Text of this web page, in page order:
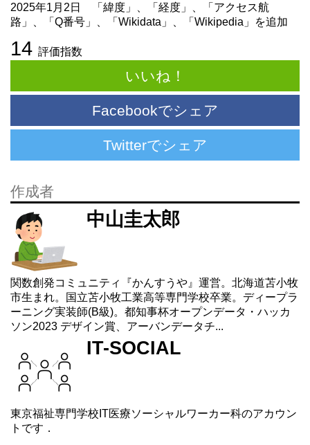
2025年1月2日 「緯度」、「経度」、「アクセス航
路」、「Q番号」、「Wikidata」、「Wikipedia」を追加
14 評価指数
いいね！
Facebookでシェア
Twitterでシェア
作成者
中山圭太郎
関数創発コミュニティ『かんすうや』運営。北海道苫小牧
市生まれ。国立苫小牧工業高等専門学校卒業。ディープラ
ーニング実装師(B級)。都知事杯オープンデータ・ハッカ
ソン2023 デザイン賞、アーバンデータチ...
IT-SOCIAL
東京福祉専門学校IT医療ソーシャルワーカー科のアカウン
トです．